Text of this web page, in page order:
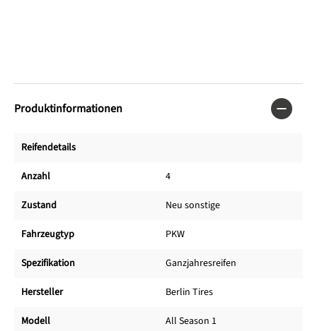
Produktinformationen
Reifendetails
Anzahl 4
Zustand Neu sonstige
Fahrzeugtyp PKW
Spezifikation Ganzjahresreifen
Hersteller Berlin Tires
Modell All Season 1